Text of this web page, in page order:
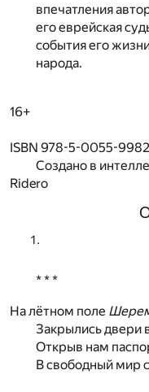
впечатления
его еврейская
события его
народа.
16+
ISBN 978-5-0055-
Создано в
Ridero
* * *
На лётном поле
Закрылись двери
Открыв нам
В свободный мир